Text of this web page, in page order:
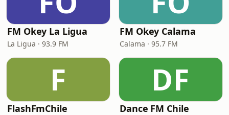
FM Okey La Ligua
La Ligua · 93.9 FM
FM Okey Calama
Calama · 95.7 FM
F
FlashFmChile
DF
Dance FM Chile